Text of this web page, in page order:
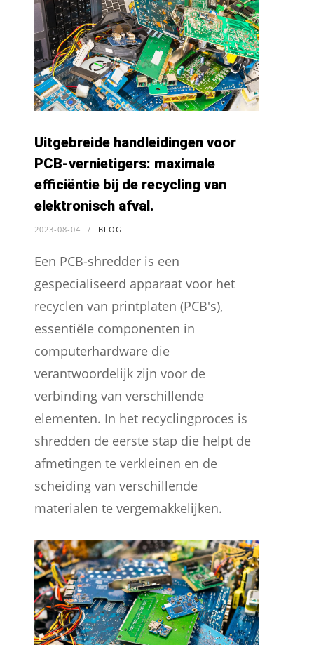
Uitgebreide handleidingen voor
PCB-vernietigers: maximale
efficiëntie bij de recycling van
elektronisch afval.
2023-08-04 / BLOG
Een PCB-shredder is een
gespecialiseerd apparaat voor het
recyclen van printplaten (PCB's),
essentiële componenten in
computerhardware die
verantwoordelijk zijn voor de
verbinding van verschillende
elementen. In het recyclingproces is
shredden de eerste stap die helpt de
afmetingen te verkleinen en de
scheiding van verschillende
materialen te vergemakkelijken.